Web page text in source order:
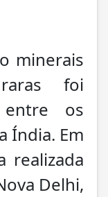
minerais
foi
os
Índia. Em
realizada
Delhi,